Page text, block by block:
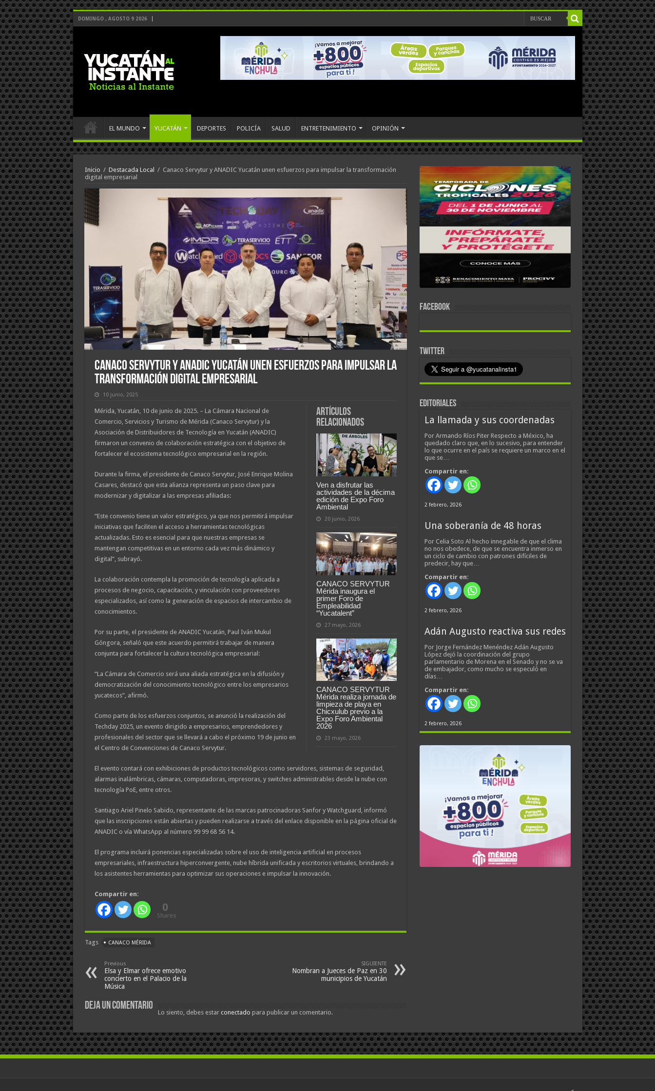
DOMINGO , AGOSTO 9 2026
EL MUNDO YUCATÁN DEPORTES POLICÍA SALUD ENTRETENIMIENTO OPINIÓN
Inicio / Destacada Local / Canaco Servytur y ANADIC Yucatán unen esfuerzos para impulsar la transformación
digital empresarial
Canaco Servytur y ANADIC Yucatán unen esfuerzos para impulsar la
transformación digital empresarial
10 junio, 2025
Artículos
relacionados
Ven a disfrutar las
actividades de la décima
edición de Expo Foro
Ambiental
20 junio, 2026
CANACO SERVYTUR
Mérida inaugura el
primer Foro de
Empleabilidad
“Yucatalent”
27 mayo, 2026
CANACO SERVYTUR
Mérida realiza jornada de
limpieza de playa en
Chicxulub previo a la
Expo Foro Ambiental
2026
23 mayo, 2026
Mérida, Yucatán, 10 de junio de 2025. – La Cámara Nacional de
Comercio, Servicios y Turismo de Mérida (Canaco Servytur) y la
Asociación de Distribuidores de Tecnología en Yucatán (ANADIC)
firmaron un convenio de colaboración estratégica con el objetivo de
fortalecer el ecosistema tecnológico empresarial en la región.
Durante la firma, el presidente de Canaco Servytur, José Enrique Molina
Casares, destacó que esta alianza representa un paso clave para
modernizar y digitalizar a las empresas afiliadas:
“Este convenio tiene un valor estratégico, ya que nos permitirá impulsar
iniciativas que faciliten el acceso a herramientas tecnológicas
actualizadas. Esto es esencial para que nuestras empresas se
mantengan competitivas en un entorno cada vez más dinámico y
digital”, subrayó.
La colaboración contempla la promoción de tecnología aplicada a
procesos de negocio, capacitación, y vinculación con proveedores
especializados, así como la generación de espacios de intercambio de
conocimientos.
Por su parte, el presidente de ANADIC Yucatán, Paul Iván Mukul
Góngora, señaló que este acuerdo permitirá trabajar de manera
conjunta para fortalecer la cultura tecnológica empresarial:
“La Cámara de Comercio será una aliada estratégica en la difusión y
democratización del conocimiento tecnológico entre los empresarios
yucatecos”, afirmó.
Como parte de los esfuerzos conjuntos, se anunció la realización del
Techday 2025, un evento dirigido a empresarios, emprendedores y
profesionales del sector que se llevará a cabo el próximo 19 de junio en
el Centro de Convenciones de Canaco Servytur.
El evento contará con exhibiciones de productos tecnológicos como servidores, sistemas de seguridad,
alarmas inalámbricas, cámaras, computadoras, impresoras, y switches administrables desde la nube con
tecnología PoE, entre otros.
Santiago Ariel Pinelo Sabido, representante de las marcas patrocinadoras Sanfor y Watchguard, informó
que las inscripciones están abiertas y pueden realizarse a través del enlace disponible en la página oficial de
ANADIC o vía WhatsApp al número 99 99 68 56 14.
El programa incluirá ponencias especializadas sobre el uso de inteligencia artificial en procesos
empresariales, infraestructura hiperconvergente, nube híbrida unificada y escritorios virtuales, brindando a
los asistentes herramientas para optimizar sus operaciones e impulsar la innovación.
Compartir en:
0
Shares
Tags CANACO MÉRIDA
Previous
Elsa y Elmar ofrece emotivo
concierto en el Palacio de la
Música
SIGUIENTE
Nombran a Jueces de Paz en 30
municipios de Yucatán
Deja un comentario
Lo siento, debes estar conectado para publicar un comentario.
FACEBOOK
TWITTER
EDITORIALES
La llamada y sus coordenadas
Por Armando Ríos Piter Respecto a México, ha
quedado claro que, en lo sucesivo, para entender
lo que ocurre en el país se requiere un marco en el
que se…
Compartir en:
2 febrero, 2026
Una soberanía de 48 horas
Por Celia Soto Al hecho innegable de que el clima
no nos obedece, de que se encuentra inmerso en
un ciclo de cambio con patrones difíciles de
predecir, hay que…
Compartir en:
2 febrero, 2026
Adán Augusto reactiva sus redes
Por Jorge Fernández Menéndez Adán Augusto
López dejó la coordinación del grupo
parlamentario de Morena en el Senado y no se va
de embajador, como mucho se especuló en
días…
Compartir en:
2 febrero, 2026